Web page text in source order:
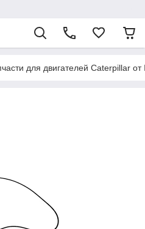
для двигателей Caterpillar от